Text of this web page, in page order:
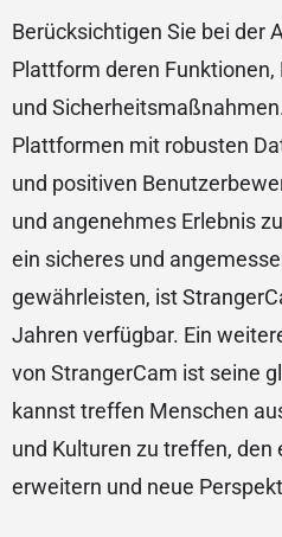
Berücksichtigen Sie bei der
Plattform deren
und
Plattformen mit robusten
und positiven
und angenehmes Erlebnis
ein sicheres und
gewährleisten, ist
Jahren verfügbar. Ein
von StrangerCam ist seine
kannst treffen Menschen
und Kulturen zu treffen, den
erweitern und neue